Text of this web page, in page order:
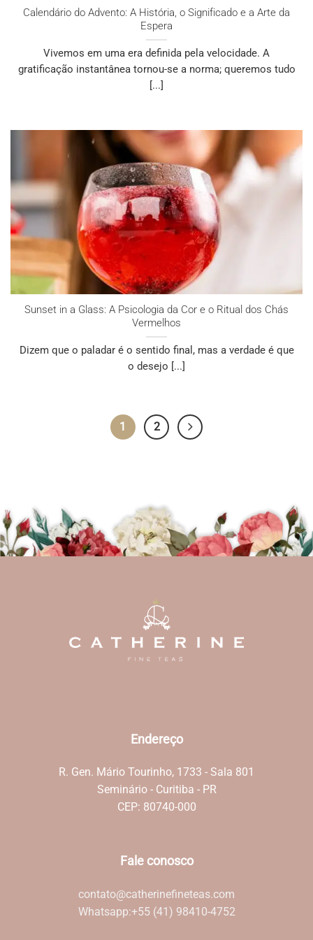
Calendário do Advento: A História, o Significado e a Arte da
Espera
Vivemos em uma era definida pela velocidade. A
gratificação instantânea tornou-se a norma; queremos tudo
[...]
Sunset in a Glass: A Psicologia da Cor e o Ritual dos Chás
Vermelhos
Dizem que o paladar é o sentido final, mas a verdade é que
o desejo [...]
1 2
Endereço
R. Gen. Mário Tourinho, 1733 - Sala 801
Seminário - Curitiba - PR
CEP: 80740-000
Fale conosco
contato@catherinefineteas.com
Whatsapp:+55 (41) 98410-4752